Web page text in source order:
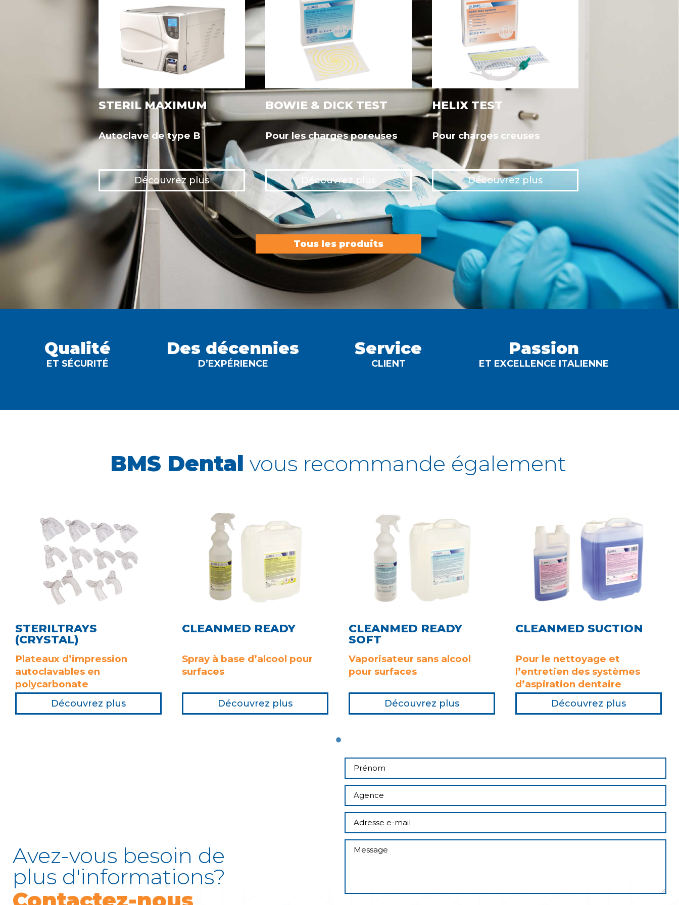
STERIL MAXIMUM
Autoclave de type B
Découvrez plus
BOWIE & DICK TEST
Pour les charges poreuses
Découvrez plus
HELIX TEST
Pour charges creuses
Découvrez plus
Tous les produits
Qualité
ET SÉCURITÉ
Des décennies
D’EXPÉRIENCE
Service
CLIENT
Passion
ET EXCELLENCE ITALIENNE
BMS Dental vous recommande également
STERILTRAYS
(CRYSTAL)
Plateaux d’impression
autoclavables en
polycarbonate
Découvrez plus
CLEANMED READY
Spray à base d’alcool pour
surfaces
Découvrez plus
CLEANMED READY
SOFT
Vaporisateur sans alcool
pour surfaces
Découvrez plus
CLEANMED SUCTION
Pour le nettoyage et
l’entretien des systèmes
d’aspiration dentaire
Découvrez plus
Avez-vous besoin de
plus d'informations?